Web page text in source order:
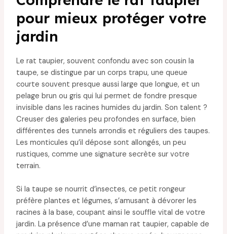
pour mieux protéger votre
jardin
Le rat taupier, souvent confondu avec son cousin la
taupe, se distingue par un corps trapu, une queue
courte souvent presque aussi large que longue, et un
pelage brun ou gris qui lui permet de fondre presque
invisible dans les racines humides du jardin. Son talent ?
Creuser des galeries peu profondes en surface, bien
différentes des tunnels arrondis et réguliers des taupes.
Les monticules qu’il dépose sont allongés, un peu
rustiques, comme une signature secrète sur votre
terrain.
Si la taupe se nourrit d’insectes, ce petit rongeur
préfère plantes et légumes, s’amusant à dévorer les
racines à la base, coupant ainsi le souffle vital de votre
jardin. La présence d’une maman rat taupier, capable de